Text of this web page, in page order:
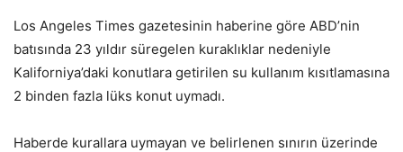
Los Angeles Times gazetesinin haberine göre ABD’nin
batısında 23 yıldır süregelen kuraklıklar nedeniyle
Kaliforniya’daki konutlara getirilen su kullanım kısıtlamasına
2 binden fazla lüks konut uymadı.
Haberde kurallara uymayan ve belirlenen sınırın üzerinde